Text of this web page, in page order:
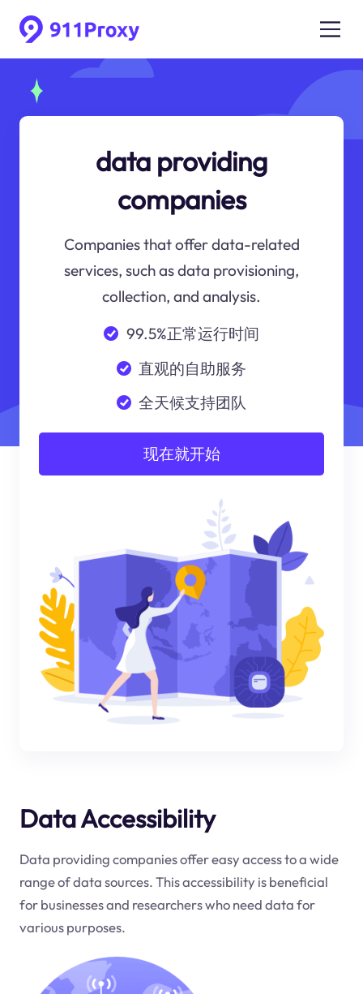
data providing
companies
Companies that offer data-related
services, such as data provisioning,
collection, and analysis.
99.5%正常运行时间
直观的自助服务
全天候支持团队
现在就开始
Data Accessibility
Data providing companies offer easy access to a wide
range of data sources. This accessibility is beneficial
for businesses and researchers who need data for
various purposes.